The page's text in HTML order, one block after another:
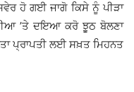
ਹੋ ਗਈ ਜਾਗੋ ਕਿਸੇ ਨੂੰ ਪੀੜਾ
’ਤੇ ਦਇਆ ਕਰੋ ਝੂੁਠ ਬੋਲਣਾ
ਪ੍ਰਾਪਤੀ ਲਈ ਸਖ਼ਤ ਮਿਹਨਤ